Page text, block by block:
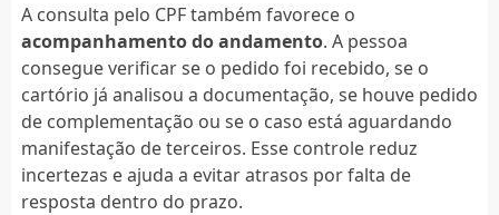
A consulta pelo CPF também favorece o
acompanhamento do andamento. A pessoa
consegue verificar se o pedido foi recebido, se o
cartório já analisou a documentação, se houve pedido
de complementação ou se o caso está aguardando
manifestação de terceiros. Esse controle reduz
incertezas e ajuda a evitar atrasos por falta de
resposta dentro do prazo.